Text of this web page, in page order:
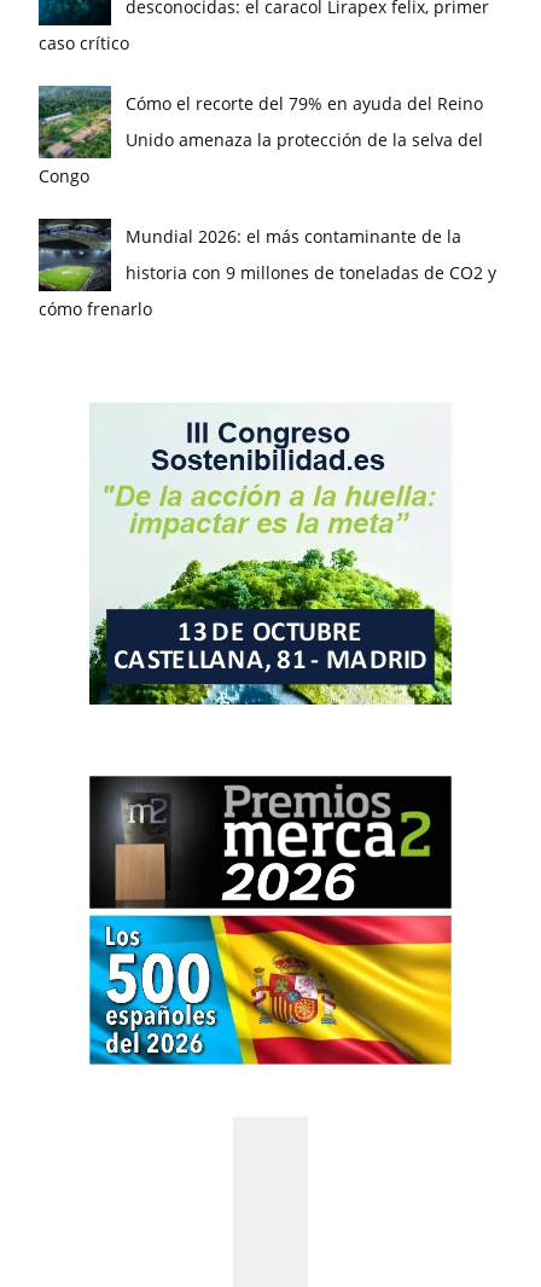
desconocidas: el caracol Lirapex felix, primer
caso crítico
Cómo el recorte del 79% en ayuda del Reino
Unido amenaza la protección de la selva del
Congo
Mundial 2026: el más contaminante de la
historia con 9 millones de toneladas de CO2 y
cómo frenarlo